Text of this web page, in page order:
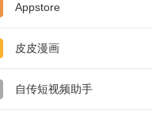
Appstore
皮皮漫画
自传短视频助手